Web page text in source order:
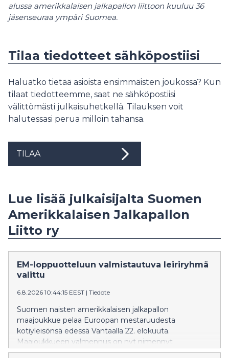
alussa amerikkalaisen jalkapallon liittoon kuuluu 36
jäsenseuraa ympäri Suomea.
Tilaa tiedotteet sähköpostiisi
Haluatko tietää asioista ensimmäisten joukossa? Kun
tilaat tiedotteemme, saat ne sähköpostiisi
välittömästi julkaisuhetkellä. Tilauksen voit
halutessasi perua milloin tahansa.
TILAA
Lue lisää julkaisijalta Suomen
Amerikkalaisen Jalkapallon
Liitto ry
EM-loppuotteluun valmistautuva leiriryhmä
valittu
6.8.2026 10:44:15 EEST | Tiedote
Suomen naisten amerikkalaisen jalkapallon
maajoukkue pelaa Euroopan mestaruudesta
kotiyleisönsä edessä Vantaalla 22. elokuuta.
Maajoukkueen valmennus on nyt nimennyt
leiriryhmän, joka aloittaa valmistautumisen EM-